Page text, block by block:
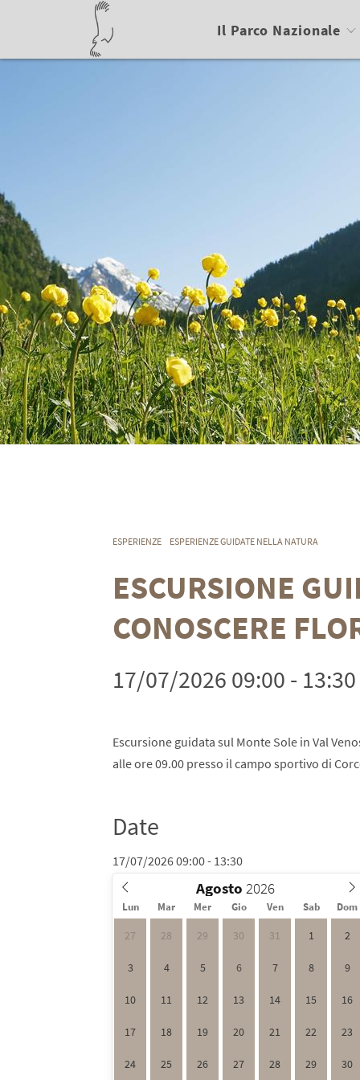
Il Parco Nazionale
ESPERIENZE ESPERIENZE GUIDATE NELLA NATURA
ESCURSIONE
CONOSCERE
17/07/2026 09:00 - 13:30
Escursione guidata sul Monte Sole in Val
alle ore 09.00 presso il campo sportivo di
Date
17/07/2026 09:00 - 13:30
Agosto
Lun Mar Mer Gio Ven Sab Dom
27 28 29 30 31 1 2
3 4 5 6 7 8 9
10 11 12 13 14 15 16
17 18 19 20 21 22 23
24 25 26 27 28 29 30